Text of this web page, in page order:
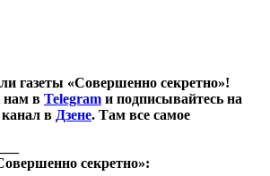
газеты «Совершенно секретно»!
нам в Telegram и подписывайтесь на
в Дзене. Там все самое
секретно»: